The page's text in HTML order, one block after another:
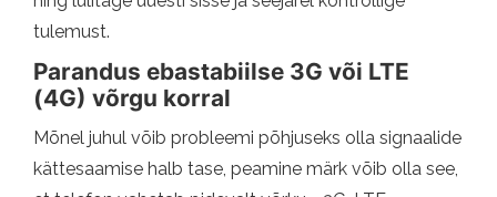
tulemust.
Parandus ebastabiilse 3G või LTE
(4G) võrgu korral
Mõnel juhul võib probleemi põhjuseks olla signaalide
kättesaamise halb tase, peamine märk võib olla see,